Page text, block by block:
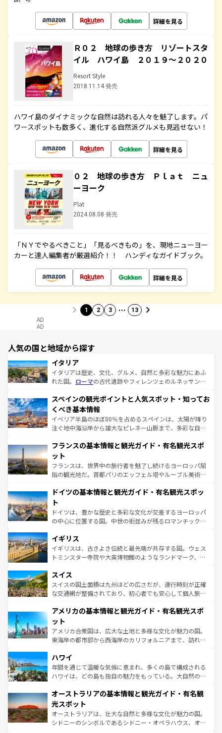
詳細を見る
Ｒ０２ 地球の歩き方 リゾートスタ
イル ハワイ島 ２０１９～２０２０
Resort Style
2018.11.14 発売
ハワイ島のダイナミックな自然は訪れる人々を魅了します。パ
ワースポットも数多く、進化する自然派グルメも見逃せない！
詳細を見る
０２ 地球の歩き方 Ｐｌａｔ ニュ
ーヨーク
Plat
2024.08.08 発売
「ＮＹでやるべきこと」「見るべきもの」を、現地ニューヨー
カーと達人編集者が厳選紹介！！ ハンディなガイドブック。
詳細を見る
1 2 3 … 13
AD
AD
人気の国と地域から探す
イタリア
イタリアは歴史、文化、グルメ、自然と多彩な魅力にあふ
れた国。 ローマの古代遺跡やフィレンツェのルネッサンス
ろん、トスカーナの美しい田園風景やアマルフィ海岸の絶
景など、自然景観も見逃せない。観光の合間には、本場の
ピザやパスタなど、絶品のイタリア料理を堪能することも
できる。朝目覚めてから夜眠るまで、すべての瞬間を楽し
なお、新着のイタリア情報はコンテンツ一覧を参照してほ
しい。
スペインの観光ポイントと人気スポット・知ってお
くべき基本情報
イベリア半島のほぼ80％を占めるスペインは、太陽が降り
注ぐ地中海沿岸から雄大なピレネー山脈まで、多彩な自然
文化が根付くこの国では、情熱的なフラメンコ、熱気あふ
れる闘牛、そして美味しいタパスが生活の一部となってい
る。首都マドリードの洗練された雰囲気や、バルセロナの
アートに溢れた街角から、地方では古代ローマ遺跡や中世
せる。地方によって風土や気候が異なるスペインはその個
ンテンツ一覧 を参照してほしい。
フランスの基本情報と観光ガイド・有名観光スポ
ット
フランスは、世界中の旅行者を魅了し続けるヨーロッパ屈
指の観光地だ。首都パリのエッフェル塔やルーブル美術館
で、幅広い魅力が詰まっている。華麗な宮殿、歴史的な大
聖堂、美しいビーチ、そして豊かな自然が、訪れる者を心
から魅了する。また、フランスは美食の国としても知ら
れ、フランス料理はユネスコ無形文化遺産にも登録されて
香り高いラベンダー畑など、多彩な楽しみ方が可能だ。さ
らに、パリ以外の地域にも魅力が溢れており、どの街角に
も豊かな歴史と文化が息づいている。パリ以外の個性あふ
を参照してほしい。
ドイツの基本情報と観光ガイド・有名観光スポッ
ト
ドイツは、豊かな歴史と多彩な文化が交差するヨーロッパ
の中心に位置する国。中世の街並みが残るロマンチック街
顔を持つこの国は、どこを歩いても飽きることがない。ベ
ルリンの文化的活気、バイエルン州のアルプスの絶景、そ
してライン川沿いのワイン畑といった風景は必見。ビール
は、お酒好きな人にはぜひ体験してほしい。 なお、新着の
ドイツ情報はコンテンツ一覧を参照してほしい。
イギリス
イギリスは、古きよき伝統と最先端が共存する国。ウェス
トミンスター寺院や大英博物館のようなランドマーク、歴
リアごとに異なる魅力がある。また、優雅なアフタヌーン
ティー、ビール好きにはたまらない英国パブ、サッカー観
戦など、本場だからこそできる体験も豊富。イギリスを旅
ンツ一覧を参照してほしい。
スイス
スイスの国土面積は九州ほどの広さだが、運行時刻が正確
な交通網が整備されており、初心者でも安心して個人旅行
の建物がそのまま残る町や、スイスならではのユニークな
博物館もあり、アルプス観光だけでなく町歩きも満喫する
ことができる。国民の所得が高いため物価も高いが、旅行
者向けの交通パス提供のサービスもあり、うまく活用すれ
着のスイス情報は
アメリカの基本情報と観光ガイド・有名観光スポ
ット
アメリカ合衆国は、広大な土地と多様な文化が魅力の国。
東海岸の都市部から西海岸のカリフォルニアまで、訪れる
のような巨大都市は、観光、ショッピング、エンターテイ
ンメントが詰まった刺激的なスポットだ。一方、アメリカ
西部には大自然が広がり、グランドキャニオンやイエロー
部のニューオーリンズでは、音楽と美食が融合した独特の
文化が魅力。旅行者はアメリカの各地域で異なる魅力を楽
しみながら、その多様性と豊かな歴史を感じることができ
るだろう。車でのロードトリップや列車の旅も、アメリカ
ハワイ
年間を通じて温暖な気候に恵まれ、多くの島で構成される
ハワイは、どの島も独自の魅力をもっている。大自然の神
ワイ島は見逃せない。また、定番の観光地といえばオアフ
島だが、静かな自然を求めるならマウイ島やカウアイ島が
おすすめ。エメラルドグリーンに輝く海をはじめ、豊かな
文化や歴史が息づいている。「アロハスピリット」と呼ば
オーストラリアの基本情報と観光ガイド・有名観
光スポット
オーストラリアは、壮大な自然と多様な文化が魅力の国。
シドニーのシンボルであるシドニー・オペラハウス、オー